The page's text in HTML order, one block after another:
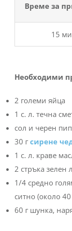
Време за
15
Необходими
2 големи яйца
1 с. л. течна
сол и черен
30 гсирене
1 с. л. краве
2 стръка зелен
1/4 средно
ситно (около 40
60 г шунка,